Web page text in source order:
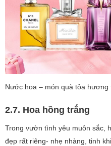
Nước hoa – món quà tỏa hương
2.7. Hoa hồng trắng
Trong vườn tình yêu muôn sắc,
đẹp rất riêng- nhẹ nhàng, tinh